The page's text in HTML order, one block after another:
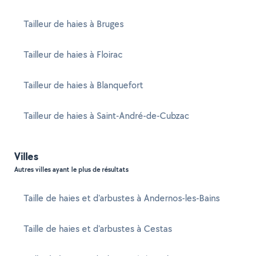
Tailleur de haies à Bruges
Tailleur de haies à Floirac
Tailleur de haies à Blanquefort
Tailleur de haies à Saint-André-de-Cubzac
Villes
Autres villes ayant le plus de résultats
Taille de haies et d'arbustes à Andernos-les-Bains
Taille de haies et d'arbustes à Cestas